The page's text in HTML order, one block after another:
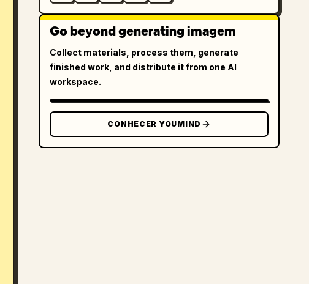
Go beyond generating imagem
Collect materials, process them, generate
finished work, and distribute it from one AI
workspace.
CONHECER YOUMIND